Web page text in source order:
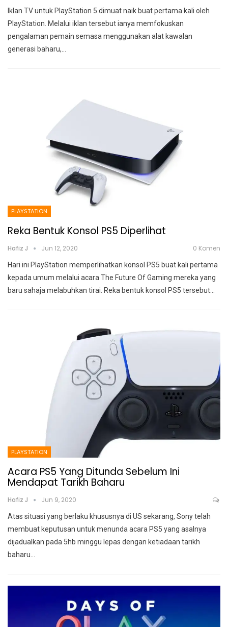
Iklan TV untuk PlayStation 5 dimuat naik buat pertama kali oleh
PlayStation. Melalui iklan tersebut ianya memfokuskan
pengalaman pemain semasa menggunakan alat kawalan
generasi baharu,…
PLAYSTATION
Reka Bentuk Konsol PS5 Diperlihat
Hafiz J Jun 12, 2020 0 Komen
Hari ini PlayStation memperlihatkan konsol PS5 buat kali pertama
kepada umum melalui acara The Future Of Gaming mereka yang
baru sahaja melabuhkan tirai. Reka bentuk konsol PS5 tersebut
PLAYSTATION
Acara PS5 Yang Ditunda Sebelum Ini
Mendapat Tarikh Baharu
Hafiz J Jun 9, 2020
Atas situasi yang berlaku khususnya di US sekarang, Sony telah
membuat keputusan untuk menunda acara PS5 yang asalnya
dijadualkan pada 5hb minggu lepas dengan ketiadaan tarikh
baharu…